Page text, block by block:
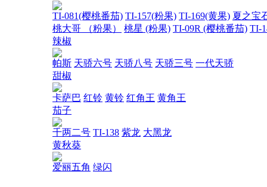
TI-081(樱桃番茄) TI-157(粉果) TI-169(黄果) 夏之宝
桃大哥 （粉果）
桃星 (粉果) TI-09R (樱桃番茄) TI-
辣椒
帕斯 天骄六号 天骄八号 天骄三号 一代天骄
甜椒
卡萨巴 红铃 黄铃 红角王 黄角王
茄子
千两二号 TI-138 紫龙 大黑龙
黄秋葵
爱丽五角 绿闪